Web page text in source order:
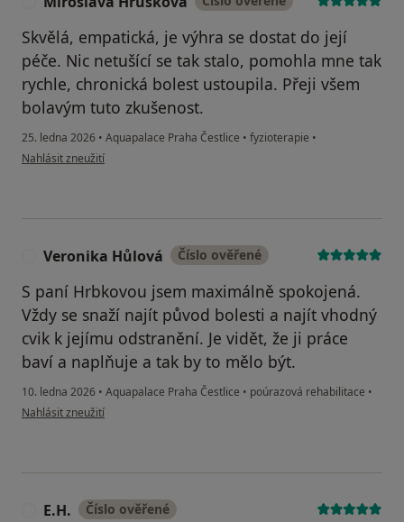
Skvělá, empatická, je výhra se dostat do její
péče. Nic netušící se tak stalo, pomohla mne tak
rychle, chronická bolest ustoupila. Přeji všem
bolavým tuto zkušenost.
25. ledna 2026 • Aquapalace Praha Čestlice • fyzioterapie •
podle názoru uživatele Miroslava Hrušková
Nahlásit zneužití
Veronika Hůlová Číslo ověřené
S paní Hrbkovou jsem maximálně spokojená.
Vždy se snaží najít původ bolesti a najít vhodný
cvik k jejímu odstranění. Je vidět, že ji práce
baví a naplňuje a tak by to mělo být.
10. ledna 2026 • Aquapalace Praha Čestlice • poúrazová rehabilitace •
podle názoru uživatele Veronika Hůlová
Nahlásit zneužití
E.H. Číslo ověřené